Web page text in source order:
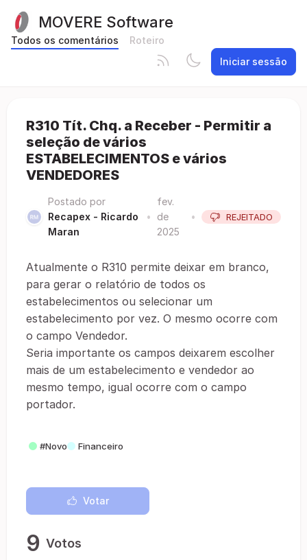
MOVERE Software
Todos os comentários
Roteiro
Iniciar sessão
R310 Tít. Chq. a Receber - Permitir a
seleção de vários
ESTABELECIMENTOS e vários
VENDEDORES
Postado por
Recapex - Ricardo
Maran
•
fev.
de
2025
• REJEITADO
Atualmente o R310 permite deixar em branco,
para gerar o relatório de todos os
estabelecimentos ou selecionar um
estabelecimento por vez. O mesmo ocorre com
o campo Vendedor.
Seria importante os campos deixarem escolher
mais de um estabelecimento e vendedor ao
mesmo tempo, igual ocorre com o campo
portador.
#Novo Financeiro
Votar
9 Votos